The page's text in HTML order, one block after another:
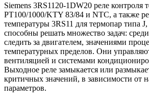
Siemens 3RS1120-1DW20 реле контроля
PT100/1000/KTY 83/84 и NTC, а также
температуры 3RS11 для термопар типа
способны решать множество задач:
следить за двигателем, значениями
температурных пределов. Они
вентиляцией и системами
Выходное реле замыкается или
критичных значений, в зависимости от
параметров.